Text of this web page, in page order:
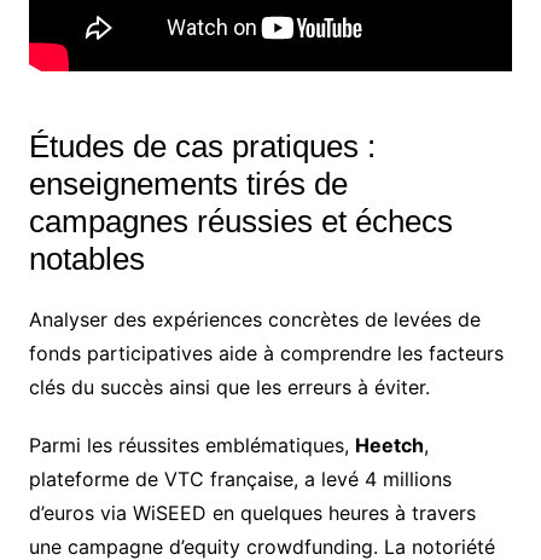
Études de cas pratiques :
enseignements tirés de
campagnes réussies et échecs
notables
Analyser des expériences concrètes de levées de
fonds participatives aide à comprendre les facteurs
clés du succès ainsi que les erreurs à éviter.
Parmi les réussites emblématiques, Heetch,
plateforme de VTC française, a levé 4 millions
d’euros via WiSEED en quelques heures à travers
une campagne d’equity crowdfunding. La notoriété